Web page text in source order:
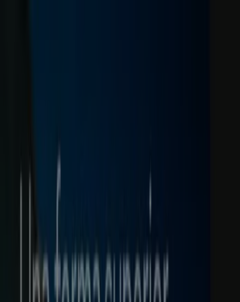
Destacados Supermercados
Tecnología y
Almacenes
FarmaciasHogar y Muebles
Bebés Restaurantes Carros, Motos y
RepuestosBancosViajes y Ocio